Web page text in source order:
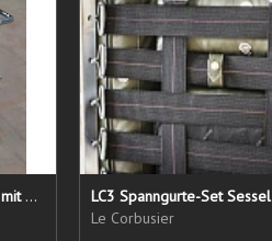
LC 21 Sessel nur das Untergestell mit elastischen Straps
LC3 Spanngurte-Set Sessel
Le Corbusier